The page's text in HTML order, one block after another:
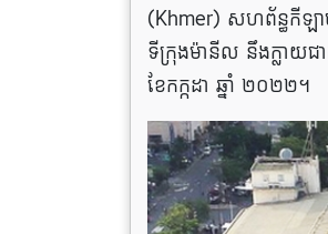
(Khmer) សហព័ន្ធកីឡា
ទីក្រុងម៉ានីល នឹងក្លាយជ
ខែកក្កដា ឆ្នាំ ២០២២។